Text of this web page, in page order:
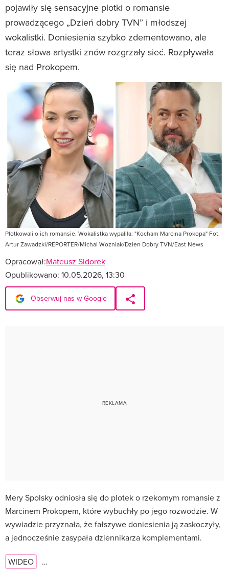
pojawiły się sensacyjne plotki o romansie
prowadzącego „Dzień dobry TVN” i młodszej
wokalistki. Doniesienia szybko zdementowano, ale
teraz słowa artystki znów rozgrzały sieć. Rozpływała
się nad Prokopem.
Plotkowali o ich romansie. Wokalistka wypaliła: "Kocham Marcina Prokopa" Fot.
Artur Zawadzki/REPORTER/Michal Wozniak/Dzien Dobry TVN/East News
Opracował:Mateusz Sidorek
Opublikowano: 10.05.2026, 13:30
Obserwuj nas w Google
Mery Spolsky odniosła się do plotek o rzekomym romansie z
Marcinem Prokopem, które wybuchły po jego rozwodzie. W
wywiadzie przyznała, że fałszywe doniesienia ją zaskoczyły,
a jednocześnie zasypała dziennikarza komplementami.
WIDEO …